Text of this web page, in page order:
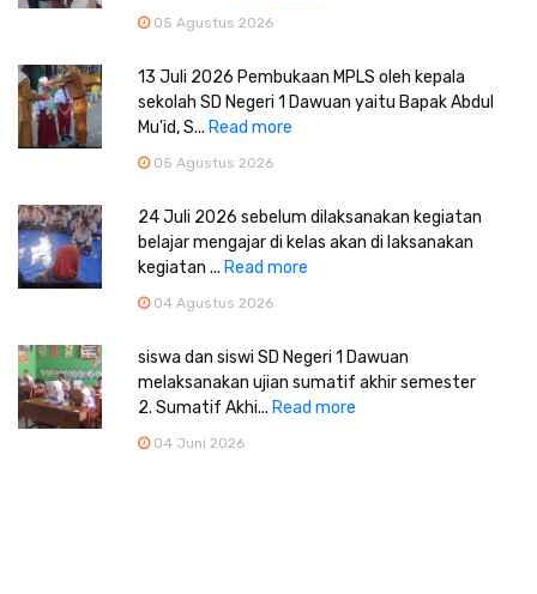
05 Agustus 2026
13 Juli 2026 Pembukaan MPLS oleh kepala
sekolah SD Negeri 1 Dawuan yaitu Bapak Abdul
Mu'id, S... Read more
05 Agustus 2026
24 Juli 2026 sebelum dilaksanakan kegiatan
belajar mengajar di kelas akan di laksanakan
kegiatan ... Read more
04 Agustus 2026
siswa dan siswi SD Negeri 1 Dawuan
melaksanakan ujian sumatif akhir semester
2. Sumatif Akhi... Read more
04 Juni 2026